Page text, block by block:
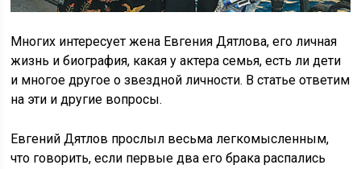
Многих интересует жена Евгения Дятлова, его личная
жизнь и биография, какая у актера семья, есть ли дети
и многое другое о звездной личности. В статье ответим
на эти и другие вопросы.
Евгений Дятлов прослыл весьма легкомысленным,
что говорить, если первые два его брака распались